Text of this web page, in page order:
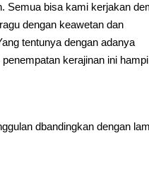
Semua bisa kami kerjakan
dengan keawetan dan
tentunya dengan adanya
kerajinan ini
dbandingkan dengan